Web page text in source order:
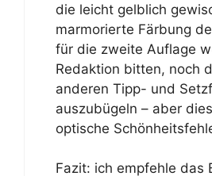
die leicht gelblich
marmorierte Färbung
für die zweite Auflage
Redaktion bitten, noch
anderen Tipp- und
auszubügeln – aber
optische
Fazit: ich empfehle das